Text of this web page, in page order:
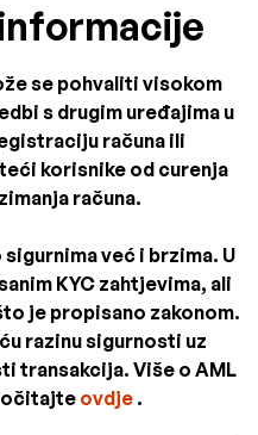
se pohvaliti visokom
s drugim uređajima u
računa ili
korisnike od curenja
računa.
već i brzima. U
KYC zahtjevima, ali
je propisano zakonom.
razinu sigurnosti uz
transakcija. Više o AML
ovdje.